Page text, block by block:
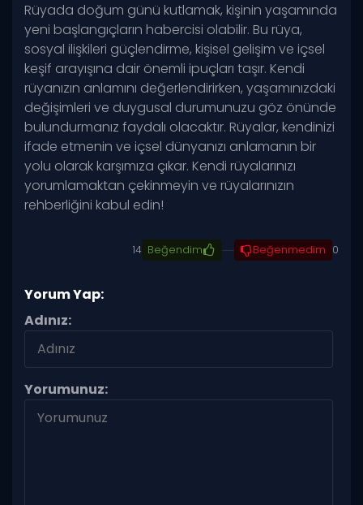
Rüyada doğum günü kutlamak, kişinin yaşamında
yeni başlangıçların habercisi olabilir. Bu rüya,
sosyal ilişkileri güçlendirme, kişisel gelişim ve içsel
keşif arayışına dair önemli ipuçları taşır. Kendi
rüyanızın anlamını değerlendirirken, yaşamınızdaki
değişimleri ve duygusal durumunuzu göz önünde
bulundurmanız faydalı olacaktır. Rüyalar, kendinizi
ifade etmenin ve içsel dünyanızı anlamanın bir
yolu olarak karşımıza çıkar. Kendi rüyalarınızı
yorumlamaktan çekinmeyin ve rüyalarınızın
rehberliğini kabul edin!
14 Beğendim Beğenmedim 0
Yorum Yap:
Adınız:
Yorumunuz: